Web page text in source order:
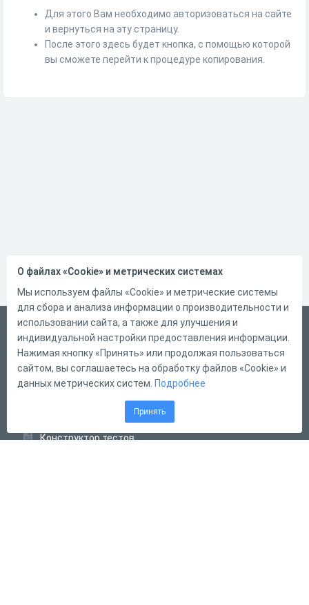
Для этого Вам необходимо авторизоваться на сайте
и вернуться на эту страницу.
После этого здесь будет кнопка, с помощью которой
вы сможете перейти к процедуре копирования.
Русский
Справка
Форма обратной связи
Конструктор тестов
О файлах «Cookie» и метрических системах
Мы используем файлы «Cookie» и метрические системы
для сбора и анализа информации о производительности и
использовании сайта, а также для улучшения и
индивидуальной настройки предоставления информации.
Нажимая кнопку «Принять» или продолжая пользоваться
сайтом, вы соглашаетесь на обработку файлов «Cookie» и
данных метрических систем. Подробнее
Принять